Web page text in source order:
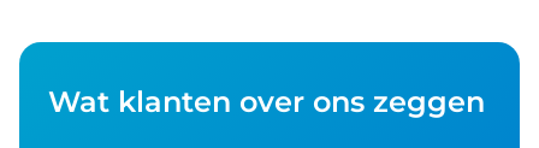
Wat klanten over ons zeggen